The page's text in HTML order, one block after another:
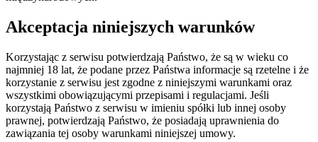
Akceptacja niniejszych warunków
Korzystając z serwisu potwierdzają Państwo, że są w wieku co
najmniej 18 lat, że podane przez Państwa informacje są rzetelne i że
korzystanie z serwisu jest zgodne z niniejszymi warunkami oraz
wszystkimi obowiązującymi przepisami i regulacjami. Jeśli
korzystają Państwo z serwisu w imieniu spółki lub innej osoby
prawnej, potwierdzają Państwo, że posiadają uprawnienia do
zawiązania tej osoby warunkami niniejszej umowy.